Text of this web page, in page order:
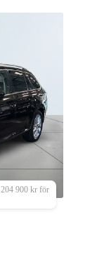
204 900 kr för